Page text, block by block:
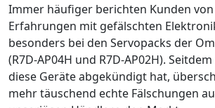
Immer häufiger berichten Kunden
Erfahrungen mit gefälschten
besonders bei den Servopacks der
(R7D-AP04H und R7D-AP02H).
diese Geräte abgekündigt hat,
mehr täuschend echte Fälschungen